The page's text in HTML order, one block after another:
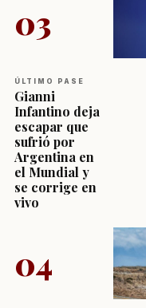
03
ÚLTIMO PASE
Gianni
Infantino deja
escapar que
sufrió por
Argentina en
el Mundial y
se corrige en
vivo
04